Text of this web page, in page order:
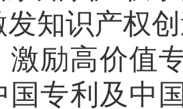
发知识产权
激励高价值
国专利及中